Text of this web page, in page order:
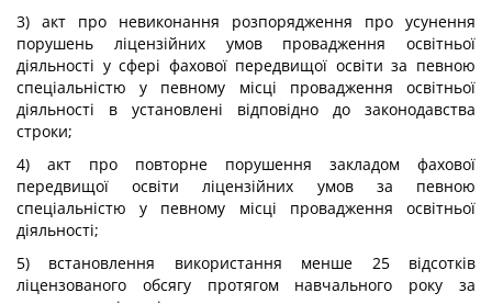
3) акт про невиконання розпорядження про усунення
порушень ліцензійних умов провадження освітньої
діяльності у сфері фахової передвищої освіти за певною
спеціальністю у певному місці провадження освітньої
діяльності в установлені відповідно до законодавства
строки;
4) акт про повторне порушення закладом фахової
передвищої освіти ліцензійних умов за певною
спеціальністю у певному місці провадження освітньої
діяльності;
5) встановлення використання менше 25 відсотків
ліцензованого обсягу протягом навчального року за